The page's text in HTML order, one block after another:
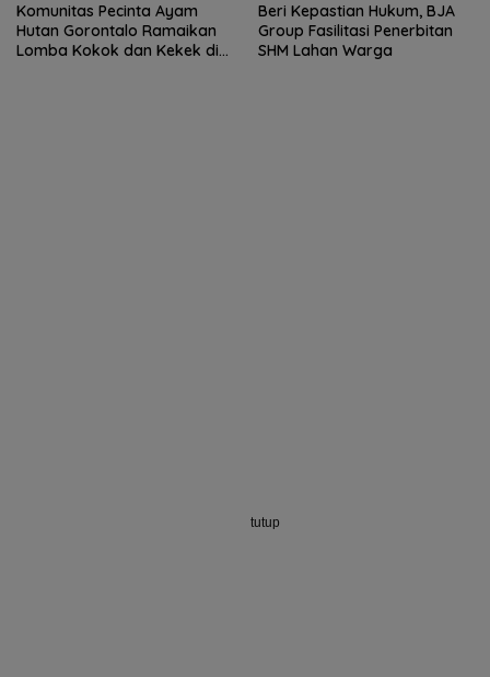
Komunitas Pecinta Ayam
Hutan Gorontalo Ramaikan
Lomba Kokok dan Kekek di
Beri Kepastian Hukum, BJA
Group Fasilitasi Penerbitan
SHM Lahan Warga
tutup